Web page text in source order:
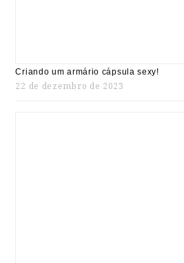
Criando um armário cápsula sexy!
22 de dezembro de 2023